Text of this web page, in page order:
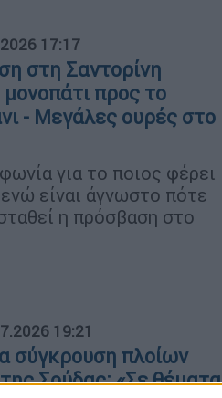
17:17
στη Σαντορίνη
μονοπάτι προς το
- Μεγάλες ουρές στο
για το ποιος φέρει
είναι άγνωστο πότε
η πρόσβαση στο
19:21
σύγκρουση πλοίων
της Σούδας: «Σε θέματα